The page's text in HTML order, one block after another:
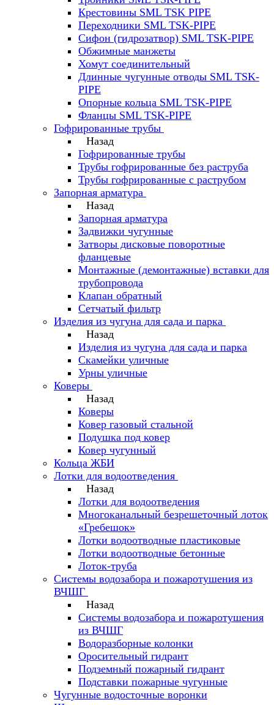
Крестовины SML TSK PIPE
Переходники SML TSK-PIPE
Сифон (гидрозатвор) SML TSK-PIPE
Обжимные манжеты
Хомут соединительный
Длинные чугунные отводы SML TSK-
PIPE
Опорные кольца SML TSK-PIPE
Фланцы SML TSK-PIPE
Гофрированные трубы
Назад
Гофрированные трубы
Трубы гофрированные без раструба
Трубы гофрированные с раструбом
Запорная арматура
Назад
Запорная арматура
Задвижки чугунные
Затворы дисковые поворотные
фланцевые
Монтажные (демонтажные) вставки для
трубопровода
Клапан обратный
Сетчатый фильтр
Изделия из чугуна для сада и парка
Назад
Изделия из чугуна для сада и парка
Скамейки уличные
Урны уличные
Коверы
Назад
Коверы
Ковер газовый стальной
Подушка под ковер
Ковер чугунный
Кольца ЖБИ
Лотки для водоотведения
Назад
Лотки для водоотведения
Многоканальный безрешеточный лоток
«Гребешок»
Лотки водоотводные пластиковые
Лотки водоотводные бетонные
Лоток-труба
Системы водозабора и пожаротушения из
ВЧШГ
Назад
Системы водозабора и пожаротушения
из ВЧШГ
Водоразборные колонки
Оросительный гидрант
Подземный пожарный гидрант
Подставки пожарные чугунные
Чугунные водосточные воронки